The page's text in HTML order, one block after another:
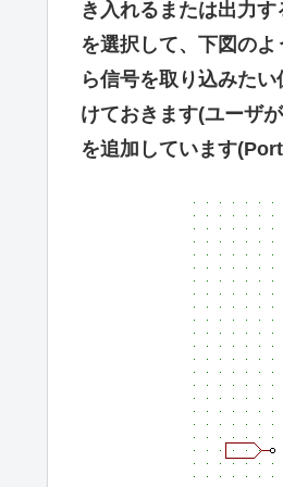
き入れるまたは出力
を選択して、下図の
ら信号を取り込みた
けておきます(ユーザ
を追加しています